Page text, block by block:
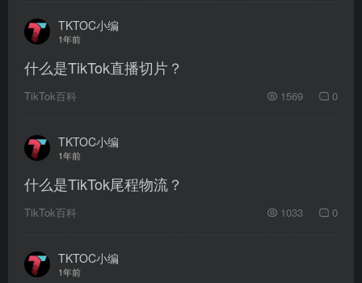
TKTOC小编
1年前
什么是TikTok直播切片？
TikTok百科 1569 0
TKTOC小编
1年前
什么是TikTok尾程物流？
TikTok百科 1033 0
TKTOC小编
1年前